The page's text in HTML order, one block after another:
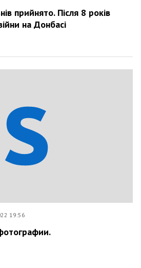
прийнято. Після 8 років
на Донбасі
19:56